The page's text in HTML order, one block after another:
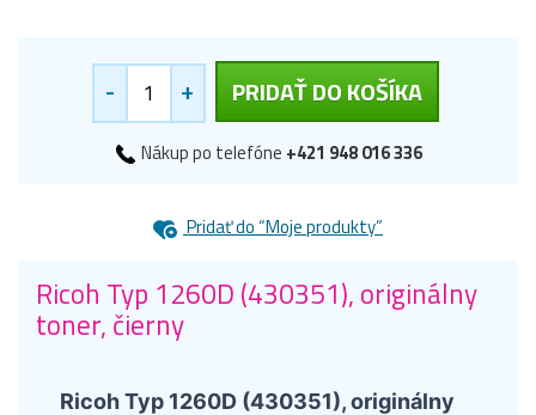
- + PRIDAŤ DO KOŠÍKA
Nákup po telefóne +421 948 016 336
Pridať do “Moje produkty”
Ricoh Typ 1260D (430351), originálny
toner, čierny
Ricoh Typ 1260D (430351), originálny